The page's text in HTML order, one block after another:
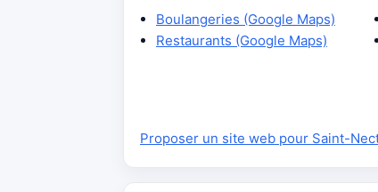
Boulangeries (Google Maps)
Restaurants (Google Maps)
Proposer un site web pour Saint-